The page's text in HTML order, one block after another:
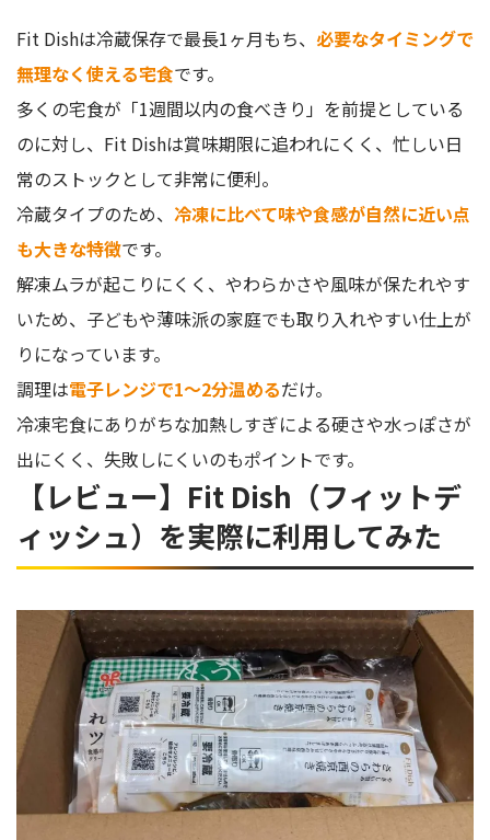
Fit Dishは冷蔵保存で最長1ヶ月もち、 必要なタイミングで
無理なく使える宅食です。
多くの宅食が「1週間以内の食べきり」を前提としている
のに対し、Fit Dishは賞味期限に追われにくく、忙しい日
常のストックとして非常に便利。
冷蔵タイプのため、 冷凍に比べて味や食感が自然に近い点
も大きな特徴です。
解凍ムラが起こりにくく、やわらかさや風味が保たれやす
いため、子どもや薄味派の家庭でも取り入れやすい仕上が
りになっています。
調理は電子レンジで1〜2分温めるだけ。
冷凍宅食にありがちな加熱しすぎによる硬さや水っぽさが
出にくく、失敗しにくいのもポイントです。
【レビュー】Fit Dish（フィットデ
ィッシュ）を実際に利用してみた